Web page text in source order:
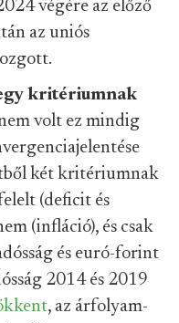
végére az előző
az uniós
kritériumnak
volt ez mindig
két kritériumnak
(deficit és
(infláció), és csak
és euró-forint
2014 és 2019
, az árfolyam-